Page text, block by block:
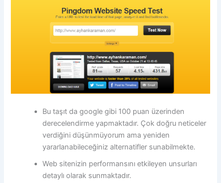
Bu taşıt da google gibi 100 puan üzerinden
derecelendirme yapmaktadır. Çok doğru neticeler
verdiğini düşünmüyorum ama yeniden
yararlanabileceğiniz alternatifler sunabilmekte.
Web sitenizin performansını etkileyen unsurları
detaylı olarak sunmaktadır.